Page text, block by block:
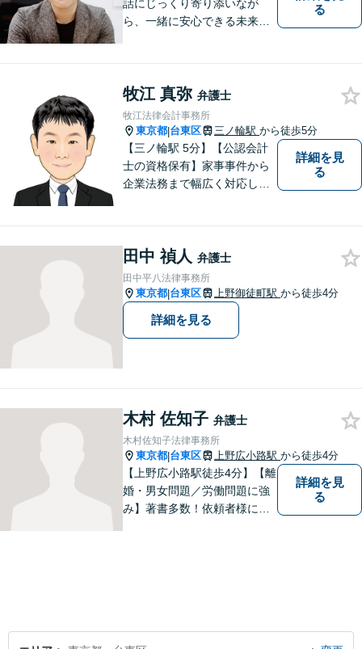
話にじっくり寄り添いなが
ら、一緒に安心できる未来を
士」を目指しています。休日
や夜間相談も柔軟に対応【根
津駅9分】
る
牧江 真弥 弁護士
牧江法律会計事務所
東京都|台東区 三ノ輪駅 から徒歩5分
【三ノ輪駅 5分】【公認会計
士の資格保有】家事事件から
企業法務まで幅広く対応して
からサポート可能です。まず
は話を聞いてみたいという方
も、お気軽にご相談くださ
い。
詳細を見
る
田中 禎人 弁護士
田中平八法律事務所
東京都|台東区 上野御徒町駅 から徒歩4分
詳細を見る
木村 佐知子 弁護士
木村佐知子法律事務所
東京都|台東区 上野広小路駅 から徒歩4分
【上野広小路駅徒歩4分】【離
婚・男女問題／労働問題に強
み】著書多数！依頼者様に寄
詳細を見
る